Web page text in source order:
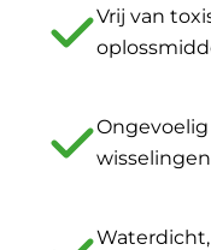
Vrij van
wisselingen